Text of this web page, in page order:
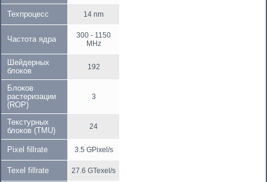
Техпроцесс 14 nm
Частота ядра
300 - 1150
MHz
Шейдерных
блоков
192
Блоков
растеризации
(ROP)
3
Текстурных
блоков (TMU)
24
Pixel fillrate 3.5 GPixel/s
Texel fillrate 27.6 GTexel/s